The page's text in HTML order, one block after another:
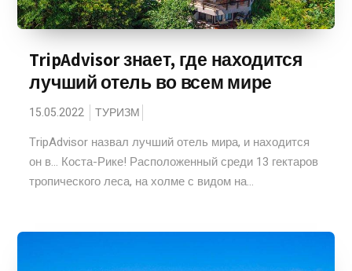
TripAdvisor знает, где находится
лучший отель во всем мире
15.05.2022 ТУРИЗМ
TripAdvisor назвал лучший отель мира, и находится
он в... Коста-Рике! Расположенный среди 13 гектаров
тропического леса, на холме с видом на...